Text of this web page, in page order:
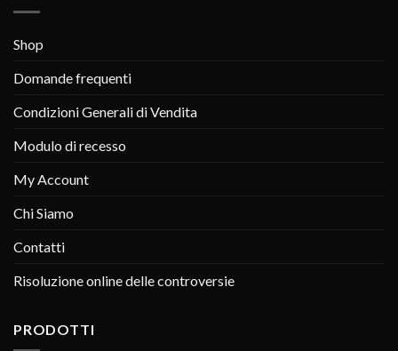
Shop
Domande frequenti
Condizioni Generali di Vendita
Modulo di recesso
My Account
Chi Siamo
Contatti
Risoluzione online delle controversie
PRODOTTI